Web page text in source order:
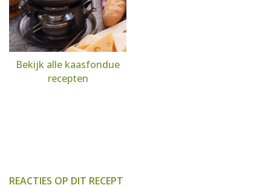
Bekijk alle kaasfondue
recepten
REACTIES OP DIT RECEPT